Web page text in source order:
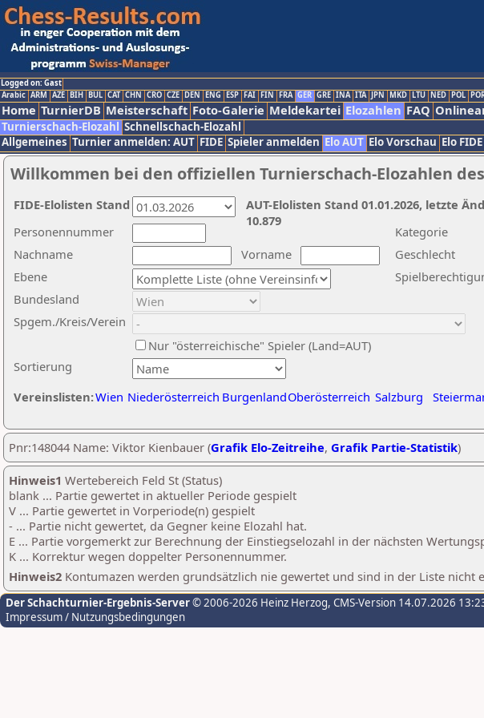
Logged on: Gast
Arabic ARM AZE BIH BUL CAT CHN CRO CZE DEN ENG ESP FAI FIN FRA GER GRE INA ITA JPN MKD LTU NED POL
Home TurnierDB Meisterschaft Foto-Galerie Meldekartei Elozahlen FAQ
Turnierschach-Elozahl Schnellschach-Elozahl
Allgemeines Turnier anmelden: AUT FIDE Spieler anmelden Elo AUT Elo Vorschau Elo FIDE
Willkommen bei den offiziellen Turnierschach-Elozahlen des
Nachname
Vorname
Ebene
Kategorie
Sortierung
Personennummer
Bundesland
Spgem./Kreis/Verein
Geschlecht
Nur "österreichische" Spieler (Land=AUT)
Vereinslisten:Wien Niederösterreich BurgenlandOberösterreich Salzburg
AUT-Elolisten Stand 01.01.2026, letzte
10.879
FIDE-Elolisten Stand
Pnr:148044 Name: Viktor Kienbauer (Grafik Elo-Zeitreihe, Grafik Partie-Statistik)
Hinweis1 Wertebereich Feld St (Status)
blank ... Partie gewertet in aktueller Periode gespielt
V ... Partie gewertet in Vorperiode(n) gespielt
- ... Partie nicht gewertet, da Gegner keine Elozahl hat.
E ... Partie vorgemerkt zur Berechnung der Einstiegselozahl in der nächsten
K ... Korrektur wegen doppelter Personennummer.
Hinweis2 Kontumazen werden grundsätzlich nie gewertet und sind in der Liste nicht
Der Schachturnier-Ergebnis-Server© 2006-2026 Heinz Herzog, CMS-Version 14.07.2026
Impressum / Nutzungsbedingungen